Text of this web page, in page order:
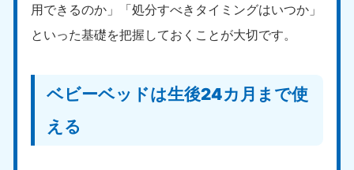
用できるのか」「処分すべきタイミングはいつか」
といった基礎を把握しておくことが大切です。
ベビーベッドは生後24カ月まで使
える